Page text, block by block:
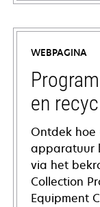
opens
in
new
tab
WEBPAGINA
en
Ontdek hoe
apparatuur
via het
Collection
Equipment